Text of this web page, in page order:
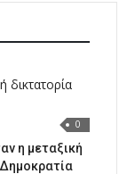
0
η μεταξική